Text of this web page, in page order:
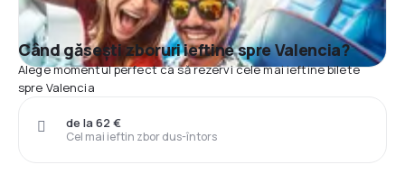
Când găsești zboruri ieftine spre Valencia?
Alege momentul perfect ca să rezervi cele mai ieftine bilete
spre Valencia
Cel mai ieftin zbor dus-întors
de la 62 €